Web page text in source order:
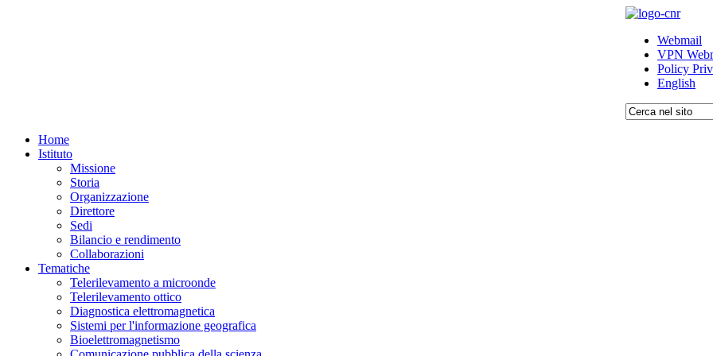
Webmail
VPN
Policy
English
Home
Istituto
Missione
Storia
Organizzazione
Direttore
Sedi
Bilancio e rendimento
Collaborazioni
Tematiche
Telerilevamento a microonde
Telerilevamento ottico
Diagnostica elettromagnetica
Sistemi per l'informazione geografica
Bioelettromagnetismo